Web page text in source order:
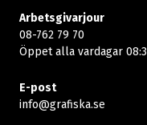
Arbetsgivarjour
08-762 79 70
Öppet alla vardagar
E-post
info@grafiska.se